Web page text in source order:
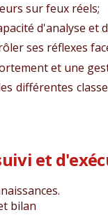
sur feux réels;
d'analyse
ses réflexes
et une
différentes
et
bilan